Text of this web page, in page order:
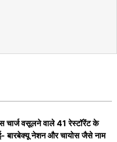
चार्ज वसूलने वाले 41 रेस्टॉरेंट के
बारबेक्यू नेशन और चायोस जैसे नाम